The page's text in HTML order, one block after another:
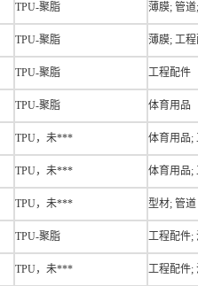
TPU-聚脂 薄膜; 管
TPU-聚脂 薄膜; 工
TPU-聚脂 工程配件
TPU-聚脂 体育用品
TPU，未*** 体育用品;
TPU，未*** 体育用品;
TPU，未*** 型材; 管道
TPU-聚脂 工程配件;
TPU，未*** 工程配件;